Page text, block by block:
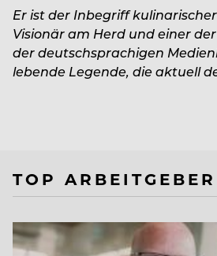
Er ist der Inbegriff kulinarischer
Visionär am Herd und einer
der deutschsprachigen
lebende Legende, die aktuell
TOP ARBEITGEBER